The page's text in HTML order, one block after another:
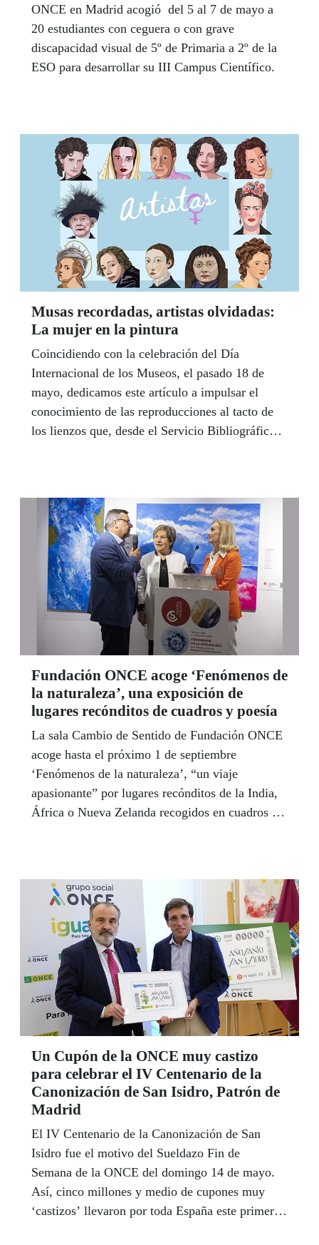
ONCE en Madrid acogió del 5 al 7 de mayo a
20 estudiantes con ceguera o con grave
discapacidad visual de 5º de Primaria a 2º de la
ESO para desarrollar su III Campus Científico.
Musas recordadas, artistas olvidadas:
La mujer en la pintura
Coincidiendo con la celebración del Día
Internacional de los Museos, el pasado 18 de
mayo, dedicamos este artículo a impulsar el
conocimiento de las reproducciones al tacto de
los lienzos que, desde el Servicio Bibliográfico,
hombres.
Fundación ONCE acoge ‘Fenómenos de
la naturaleza’, una exposición de
lugares recónditos de cuadros y poesía
La sala Cambio de Sentido de Fundación ONCE
acoge hasta el próximo 1 de septiembre
‘Fenómenos de la naturaleza’, “un viaje
apasionante” por lugares recónditos de la India,
África o Nueva Zelanda recogidos en cuadros y
Un Cupón de la ONCE muy castizo
para celebrar el IV Centenario de la
Canonización de San Isidro, Patrón de
Madrid
El IV Centenario de la Canonización de San
Isidro fue el motivo del Sueldazo Fin de
Semana de la ONCE del domingo 14 de mayo.
Así, cinco millones y medio de cupones muy
‘castizos’ llevaron por toda España este primer